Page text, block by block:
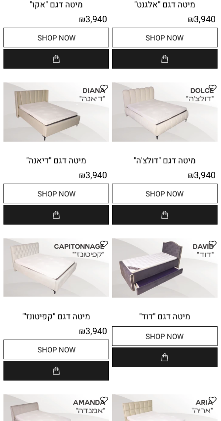
מיטה דגם "אלגנט"
₪3,940
SHOP NOW
מיטה דגם "אקו"
₪3,940
SHOP NOW
מיטה דגם "דולצ'ה"
₪3,940
SHOP NOW
מיטה דגם "דיאנה"
₪3,940
SHOP NOW
מיטה דגם "דוד"
SHOP NOW
מיטה דגם "קפיטונז'"
₪3,940
SHOP NOW